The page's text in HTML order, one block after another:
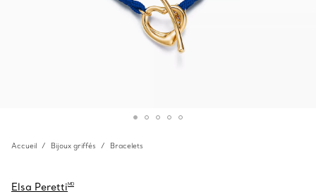
Accueil Bijoux griffés Bracelets
Elsa PerettiMD